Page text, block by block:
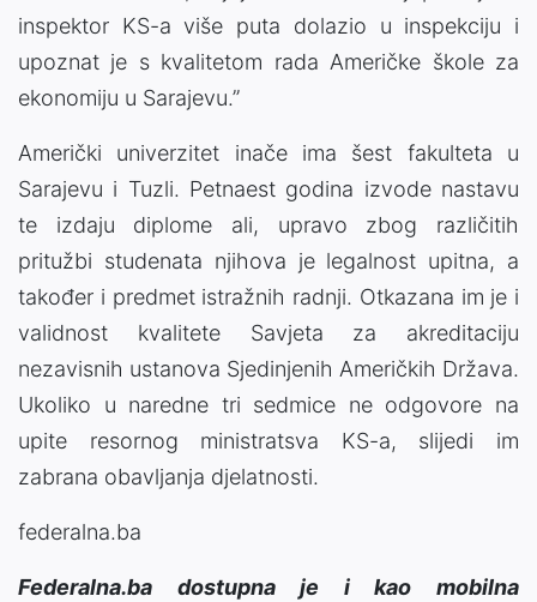
inspektor KS-a više puta dolazio u inspekciju i
upoznat je s kvalitetom rada Američke škole za
ekonomiju u Sarajevu.”
Američki univerzitet inače ima šest fakulteta u
Sarajevu i Tuzli. Petnaest godina izvode nastavu
te izdaju diplome ali, upravo zbog različitih
pritužbi studenata njihova je legalnost upitna, a
također i predmet istražnih radnji. Otkazana im je i
validnost kvalitete Savjeta za akreditaciju
nezavisnih ustanova Sjedinjenih Američkih Država.
Ukoliko u naredne tri sedmice ne odgovore na
upite resornog ministratsva KS-a, slijedi im
zabrana obavljanja djelatnosti.
federalna.ba
Federalna.ba dostupna je i kao mobilna